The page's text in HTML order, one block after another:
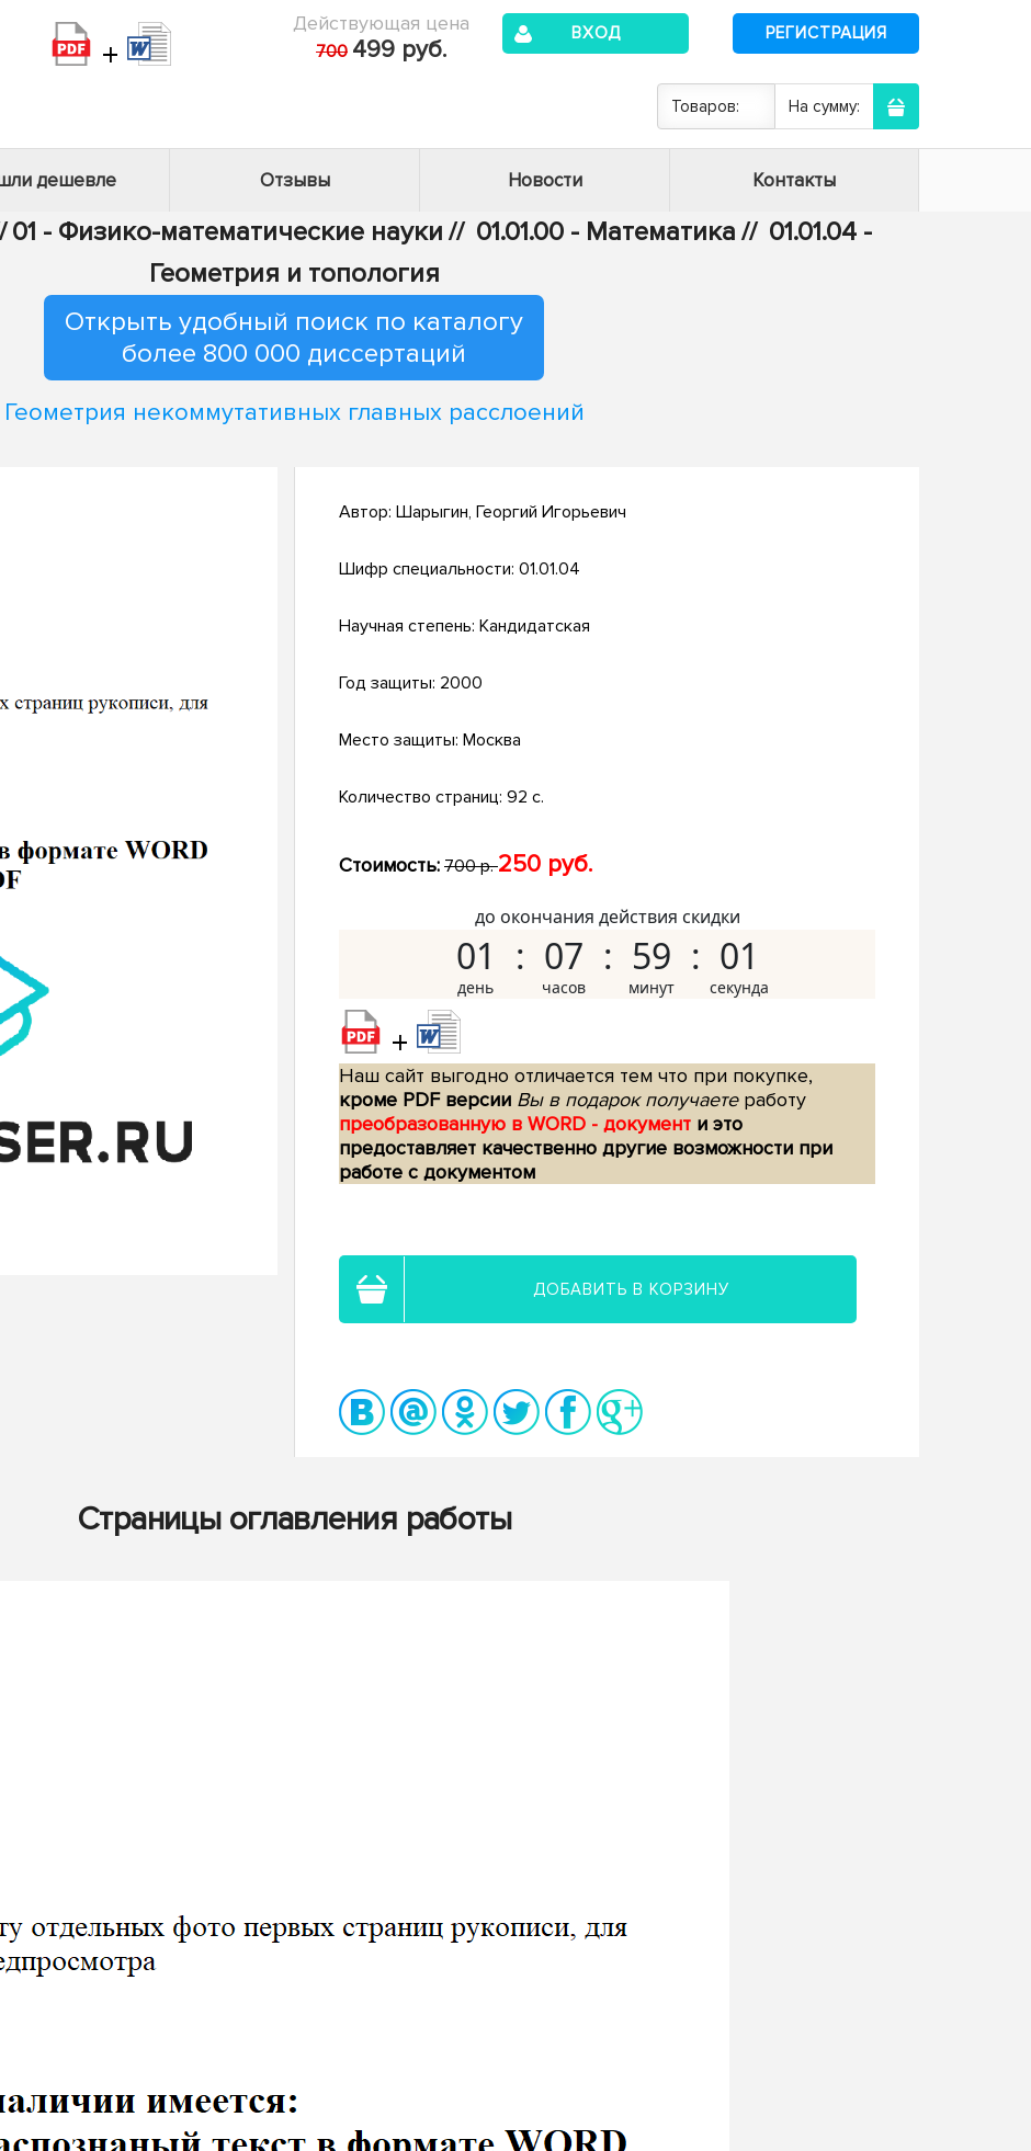
+
Действующая цена
700 499 руб.
ВХОД РЕГИСТРАЦИЯ
Товаров: На сумму:
дешевле Отзывы Новости Контакты
01 - Физико-математические науки // 01.01.00 - Математика // 01.01.04 -
Геометрия и топология
Открыть удобный поиск по каталогу
более 800 000 диссертаций
Геометрия некоммутативных главных расслоений
Автор: Шарыгин, Георгий Игорьевич
Шифр специальности: 01.01.04
Научная степень: Кандидатская
Год защиты: 2000
Место защиты: Москва
Количество страниц: 92 с.
Стоимость: 700 р.250 руб.
до окончания действия скидки
01 07 59 00
+
Наш сайт выгодно отличается тем что при покупке,
кроме PDF версии Вы в подарок получаетеработу
преобразованную в WORD - документ и это
предоставляет качественно другие возможности при
работе с документом
ДОБАВИТЬ В КОРЗИНУ
Страницы оглавления работы